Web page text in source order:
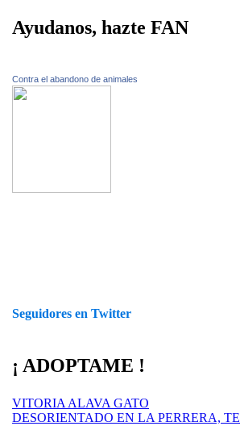
Ayudanos, hazte FAN
Contra el abandono de animales
Seguidores en Twitter
¡ ADOPTAME !
VITORIA ALAVA GATO
DESORIENTADO EN LA PERRERA, TE